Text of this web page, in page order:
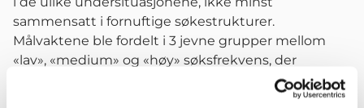
sammensatt i fornuftige søkestrukturer.
Målvaktene ble fordelt i 3 jevne grupper mellom
«lav», «medium» og «høy» søksfrekvens, der
prestasjonen til keeperen i spillsituasjoner ble
objektivt (prosent vellykkethet) og subjektivt